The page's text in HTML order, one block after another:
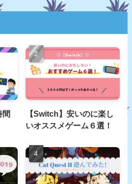
間
【Switch】安いのに楽し
いオススメゲーム６選！